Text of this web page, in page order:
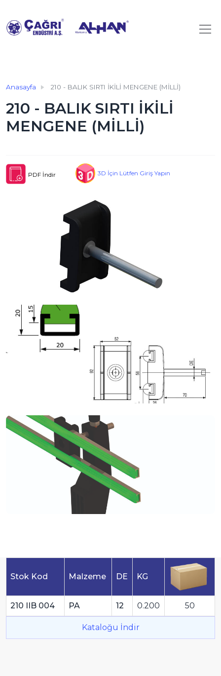
Anasayfa 210 - BALIK SIRTI İKİLİ MENGENE (MİLLİ)
210 - BALIK SIRTI İKİLİ
MENGENE (MİLLİ)
PDF İndir 3D İçin Lütfen Giriş Yapın
Stok Kod Malzeme DE KG
210 IIB 004 PA 12 0.200 50
Kataloğu İndir